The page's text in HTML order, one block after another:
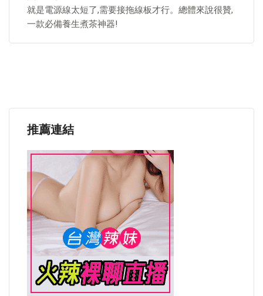
就是電源線太短了,需要接拖線板才行。總體來說很贊,
一款必備養生煮茶神器!
推薦連結